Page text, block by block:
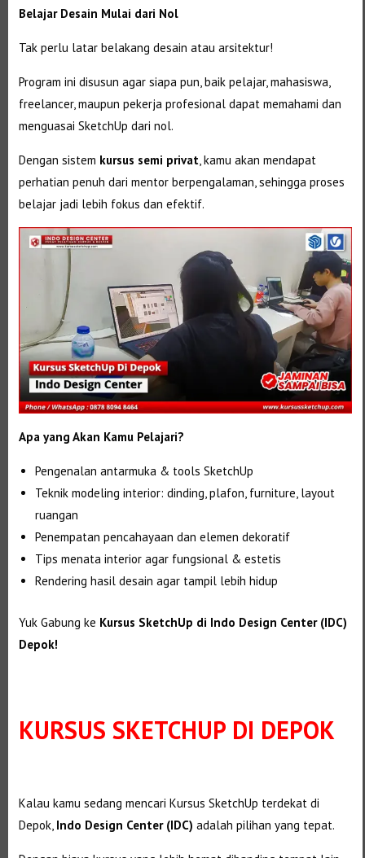
Belajar Desain Mulai dari Nol
Tak perlu latar belakang desain atau arsitektur!
Program ini disusun agar siapa pun, baik pelajar, mahasiswa,
freelancer, maupun pekerja profesional dapat memahami dan
menguasai SketchUp dari nol.
Dengan sistem kursus semi privat , kamu akan mendapat
perhatian penuh dari mentor berpengalaman, sehingga proses
belajar jadi lebih fokus dan efektif.
Apa yang Akan Kamu Pelajari?
Pengenalan antarmuka & tools SketchUp
Teknik modeling interior: dinding, plafon, furniture, layout
ruangan
Penempatan pencahayaan dan elemen dekoratif
Tips menata interior agar fungsional & estetis
Rendering hasil desain agar tampil lebih hidup
Yuk Gabung ke Kursus SketchUp di Indo Design Center (IDC)
Depok!
KURSUS SKETCHUP DI DEPOK
Kalau kamu sedang mencari Kursus SketchUp terdekat di
Depok, Indo Design Center (IDC) adalah pilihan yang tepat.